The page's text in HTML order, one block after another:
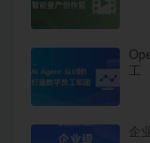
企